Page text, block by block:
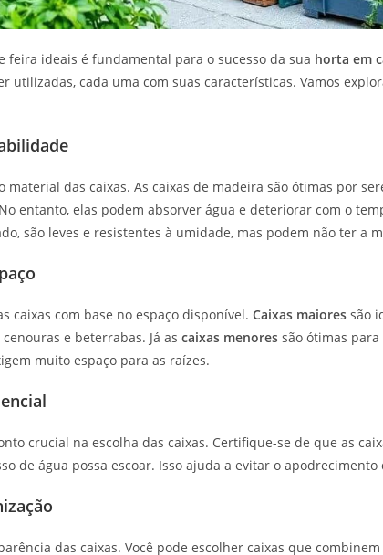
feira ideais é fundamental para o sucesso da sua horta em
utilizadas, cada uma com suas características. Vamos
material das caixas. As caixas de madeira são ótimas por
entanto, elas podem absorver água e deteriorar com o
são leves e resistentes à umidade, mas podem não ter a
caixas com base no espaço disponível. Caixas maiores são
e beterrabas. Já as caixas menores são ótimas
muito espaço para as raízes.
crucial na escolha das caixas. Certifique-se de que as
de água possa escoar. Isso ajuda a evitar o
das caixas. Você pode escolher caixas que